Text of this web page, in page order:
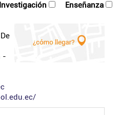
investigación
enseñanza
-